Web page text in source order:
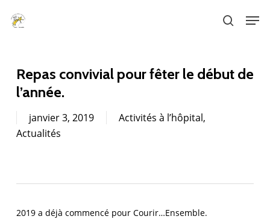
search
Repas convivial pour fêter le début de
l’année.
janvier 3, 2019 Activités à l’hôpital,
Actualités
2019 a déjà commencé pour Courir…Ensemble.